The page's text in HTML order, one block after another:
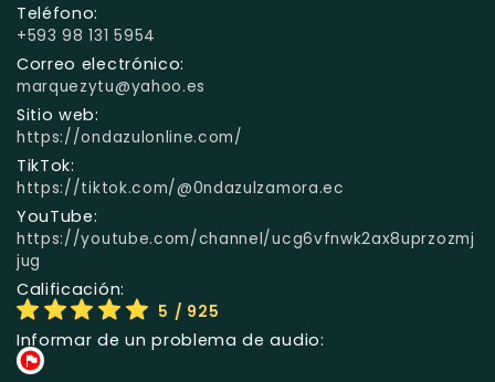
Teléfono:
+593 98 131 5954
Correo electrónico:
marquezytu@yahoo.es
Sitio web:
https://ondazulonline.com/
TikTok:
https://tiktok.com/@0ndazulzamora.ec
YouTube:
https://youtube.com/channel/ucg6vfnwk2ax8uprzozmj
jug
Calificación:
5 / 925
Informar de un problema de audio: